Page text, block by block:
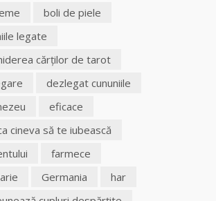
boli de piele
legate
cărţilor de tarot
dezlegat cununiile
eficace
cineva să te iubească
farmece
Germania
har